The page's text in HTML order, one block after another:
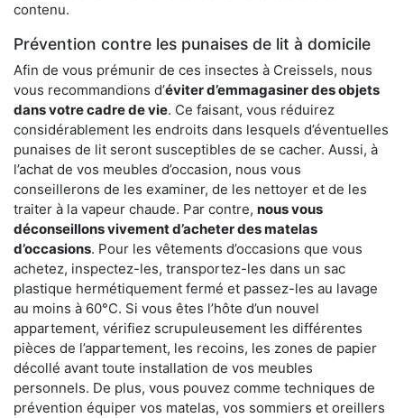
contenu.
Prévention contre les punaises de lit à domicile
Afin de vous prémunir de ces insectes à Creissels, nous
vous recommandions d’éviter d’emmagasiner des objets
dans votre cadre de vie. Ce faisant, vous réduirez
considérablement les endroits dans lesquels d’éventuelles
punaises de lit seront susceptibles de se cacher. Aussi, à
l’achat de vos meubles d’occasion, nous vous
conseillerons de les examiner, de les nettoyer et de les
traiter à la vapeur chaude. Par contre, nous vous
déconseillons vivement d’acheter des matelas
d’occasions. Pour les vêtements d’occasions que vous
achetez, inspectez-les, transportez-les dans un sac
plastique hermétiquement fermé et passez-les au lavage
au moins à 60°C. Si vous êtes l’hôte d’un nouvel
appartement, vérifiez scrupuleusement les différentes
pièces de l’appartement, les recoins, les zones de papier
décollé avant toute installation de vos meubles
personnels. De plus, vous pouvez comme techniques de
prévention équiper vos matelas, vos sommiers et oreillers